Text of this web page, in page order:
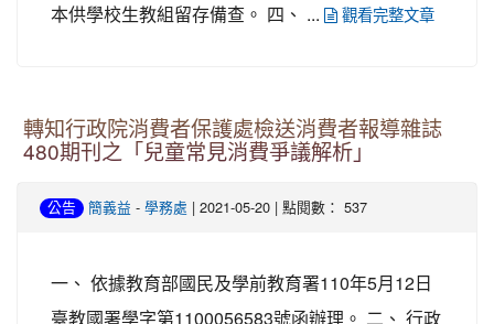
本供學校生教組留存備查。 四、 ...
觀看完整文章
轉知行政院消費者保護處檢送消費者報導雜誌
480期刊之「兒童常見消費爭議解析」
公告 簡義益 - 學務處 | 2021-05-20 | 點閱數： 537
一、 依據教育部國民及學前教育署110年5月12日
臺教國署學字第1100056583號函辦理。 二、 行政